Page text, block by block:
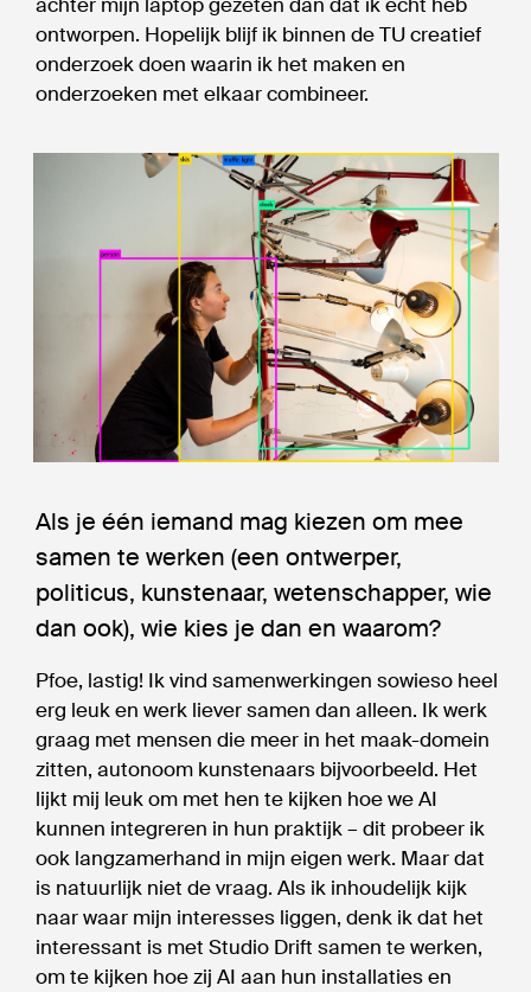
ontworpen. Hopelijk blijf ik binnen de TU creatief
onderzoek doen waarin ik het maken en
onderzoeken met elkaar combineer.
Als je één iemand mag kiezen om mee
samen te werken (een ontwerper,
politicus, kunstenaar, wetenschapper, wie
dan ook), wie kies je dan en waarom?
Pfoe, lastig! Ik vind samenwerkingen sowieso heel
erg leuk en werk liever samen dan alleen. Ik werk
graag met mensen die meer in het maak-domein
zitten, autonoom kunstenaars bijvoorbeeld. Het
lijkt mij leuk om met hen te kijken hoe we AI
kunnen integreren in hun praktijk – dit probeer ik
ook langzamerhand in mijn eigen werk. Maar dat
is natuurlijk niet de vraag. Als ik inhoudelijk kijk
naar waar mijn interesses liggen, denk ik dat het
interessant is met Studio Drift samen te werken,
om te kijken hoe zij AI aan hun installaties en